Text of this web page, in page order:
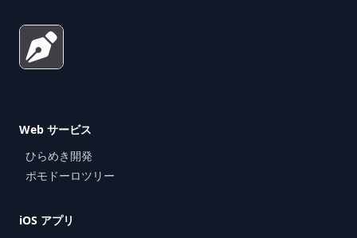
Web サービス
ひらめき開発
ポモドーロツリー
iOS アプリ